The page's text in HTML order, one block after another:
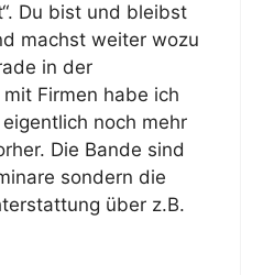
Du bist und bleibst
machst weiter wozu
in der
Firmen habe ich
noch mehr
Die Bande sind
sondern die
über z.B.